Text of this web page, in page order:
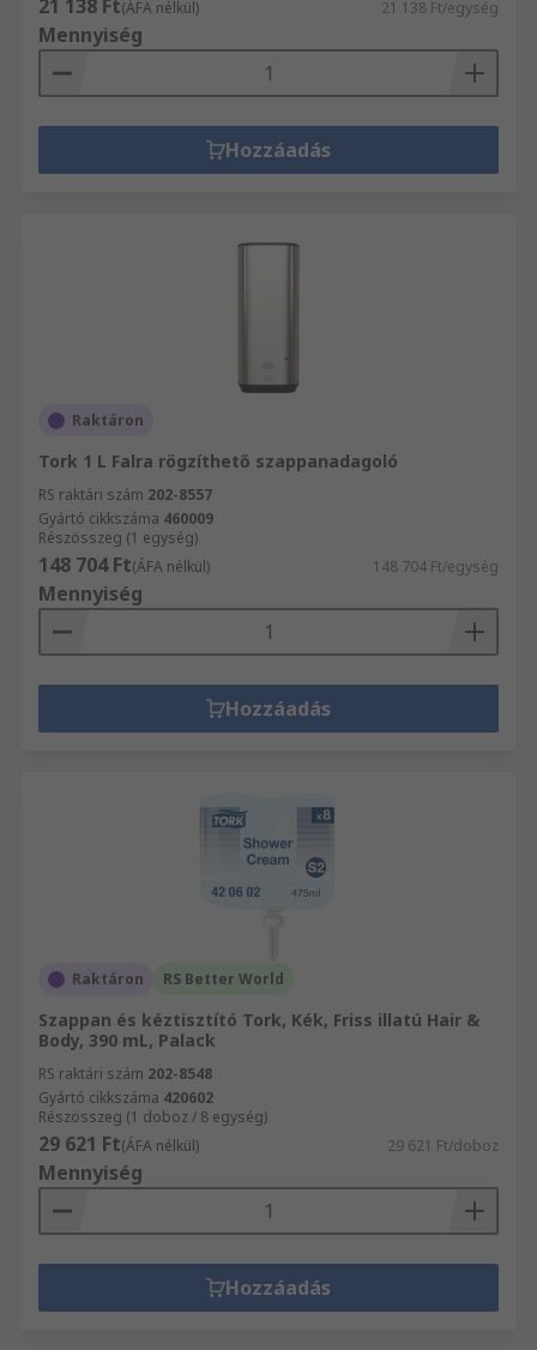
21 138 Ft(ÁFA nélkül) 21 138 Ft/egység
Mennyiség
Hozzáadás
Raktáron
Tork 1 L Falra rögzíthető szappanadagoló
RS raktári szám 202-8557
Gyártó cikkszáma 460009
Részösszeg (1 egység)
148 704 Ft(ÁFA nélkül) 148 704 Ft/egység
Mennyiség
Hozzáadás
Raktáron RS Better World
Szappan és kéztisztító Tork, Kék, Friss illatú Hair &
Body, 390 mL, Palack
RS raktári szám 202-8548
Gyártó cikkszáma 420602
Részösszeg (1 doboz / 8 egység)
29 621 Ft(ÁFA nélkül) 29 621 Ft/doboz
Mennyiség
Hozzáadás